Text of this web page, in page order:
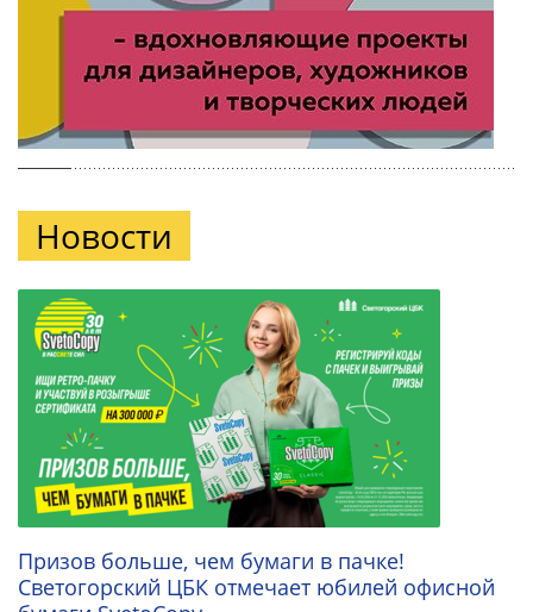
Новости
Призов больше, чем бумаги в пачке!
Светогорский ЦБК отмечает юбилей офисной